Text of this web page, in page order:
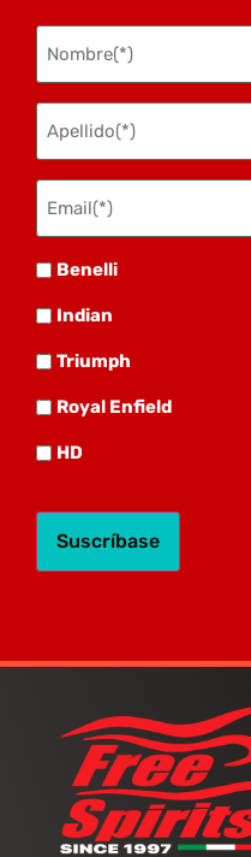
Nombre
(Obligatorio)
Apellido
(Obligatorio)
Email(*)
(Obligatorio)
Benelli
Benelli
Indian
Indian
Triumph
Triumph
Royal
Royal Enfield
HDHD